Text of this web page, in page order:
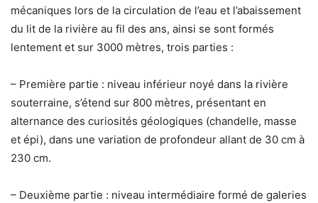
mécaniques lors de la circulation de l’eau et l’abaissement
du lit de la rivière au fil des ans, ainsi se sont formés
lentement et sur 3000 mètres, trois parties :
– Première partie : niveau inférieur noyé dans la rivière
souterraine, s’étend sur 800 mètres, présentant en
alternance des curiosités géologiques (chandelle, masse
et épi), dans une variation de profondeur allant de 30 cm à
230 cm.
– Deuxième partie : niveau intermédiaire formé de galeries